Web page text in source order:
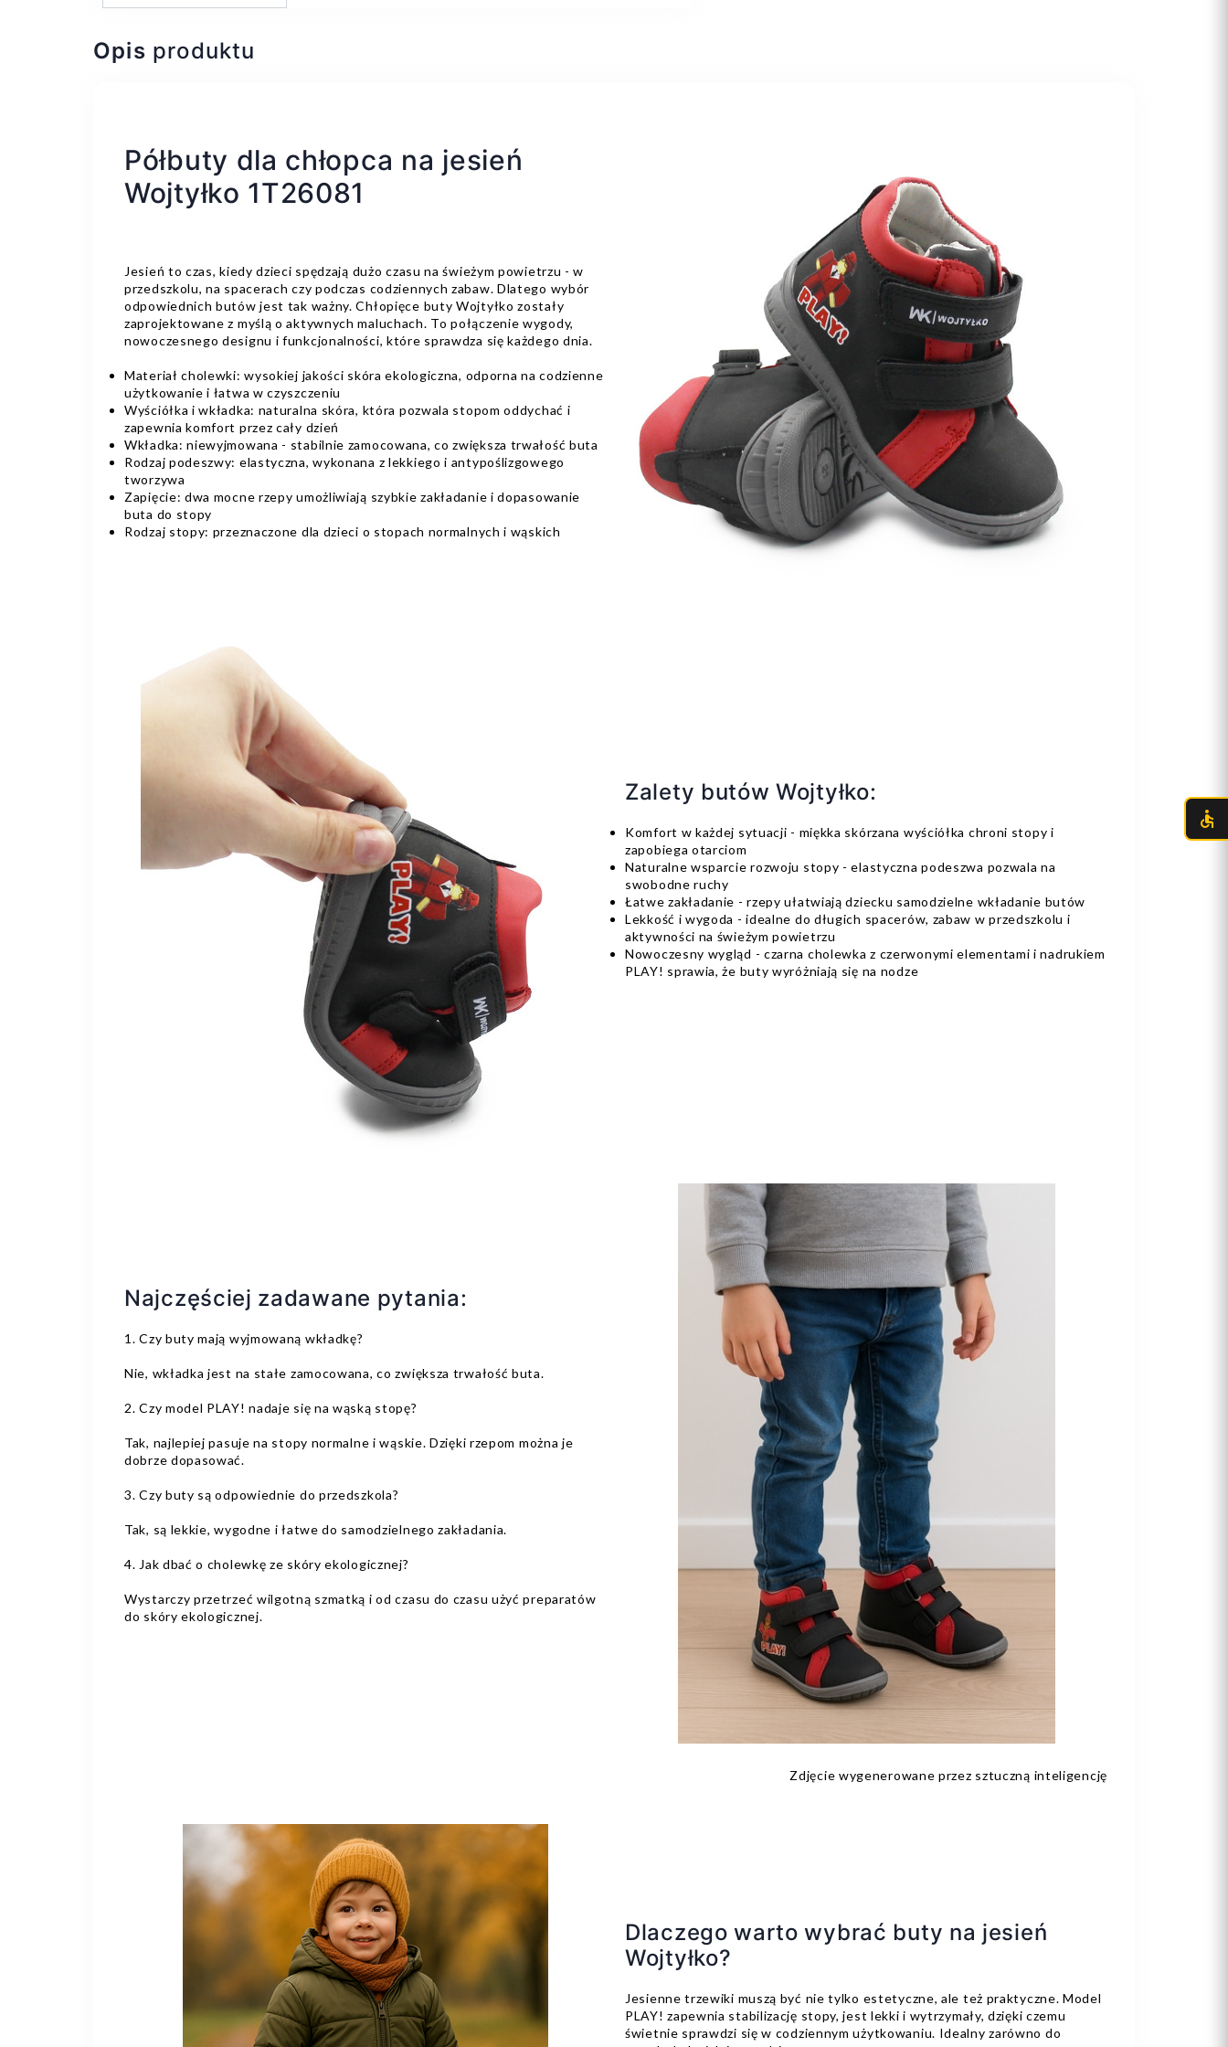
Opis produktu
Półbuty dla chłopca na jesień
Wojtyłko 1T26081
Jesień to czas, kiedy dzieci spędzają dużo czasu na świeżym powietrzu - w
przedszkolu, na spacerach czy podczas codziennych zabaw. Dlatego wybór
odpowiednich butów jest tak ważny. Chłopięce buty Wojtyłko zostały
zaprojektowane z myślą o aktywnych maluchach. To połączenie wygody,
nowoczesnego designu i funkcjonalności, które sprawdza się każdego dnia.
Materiał cholewki: wysokiej jakości skóra ekologiczna, odporna na codzienne
użytkowanie i łatwa w czyszczeniu
Wyściółka i wkładka: naturalna skóra, która pozwala stopom oddychać i
zapewnia komfort przez cały dzień
Wkładka: niewyjmowana - stabilnie zamocowana, co zwiększa trwałość buta
Rodzaj podeszwy: elastyczna, wykonana z lekkiego i antypoślizgowego
tworzywa
Zapięcie: dwa mocne rzepy umożliwiają szybkie zakładanie i dopasowanie
buta do stopy
Rodzaj stopy: przeznaczone dla dzieci o stopach normalnych i wąskich
Zalety butów Wojtyłko:
Komfort w każdej sytuacji - miękka skórzana wyściółka chroni stopy i
zapobiega otarciom
Naturalne wsparcie rozwoju stopy - elastyczna podeszwa pozwala na
swobodne ruchy
Łatwe zakładanie - rzepy ułatwiają dziecku samodzielne wkładanie butów
Lekkość i wygoda - idealne do długich spacerów, zabaw w przedszkolu i
aktywności na świeżym powietrzu
Nowoczesny wygląd - czarna cholewka z czerwonymi elementami i nadrukiem
PLAY! sprawia, że buty wyróżniają się na nodze
Najczęściej zadawane pytania:
1. Czy buty mają wyjmowaną wkładkę?
Nie, wkładka jest na stałe zamocowana, co zwiększa trwałość buta.
2. Czy model PLAY! nadaje się na wąską stopę?
Tak, najlepiej pasuje na stopy normalne i wąskie. Dzięki rzepom można je
dobrze dopasować.
3. Czy buty są odpowiednie do przedszkola?
Tak, są lekkie, wygodne i łatwe do samodzielnego zakładania.
4. Jak dbać o cholewkę ze skóry ekologicznej?
Wystarczy przetrzeć wilgotną szmatką i od czasu do czasu użyć preparatów
do skóry ekologicznej.
Zdjęcie wygenerowane przez sztuczną inteligencję
Dlaczego warto wybrać buty na jesień
Wojtyłko?
Jesienne trzewiki muszą być nie tylko estetyczne, ale też praktyczne. Model
PLAY! zapewnia stabilizację stopy, jest lekki i wytrzymały, dzięki czemu
świetnie sprawdzi się w codziennym użytkowaniu. Idealny zarówno do